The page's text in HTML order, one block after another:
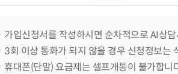
가입신청서를 작성하시면 순차적으로 AI상
3회 이상 통화가 되지 않을 경우 신청정보는
휴대폰(단말) 요금제는 셀프개통이 불가합니